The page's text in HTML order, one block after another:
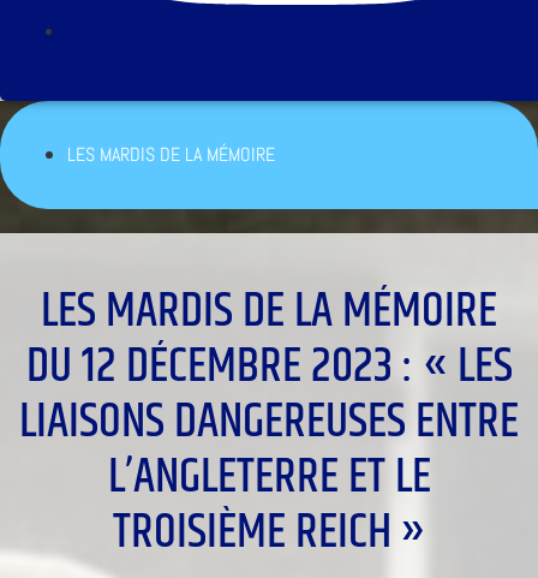
LES MARDIS DE LA MÉMOIRE
LES MARDIS DE LA MÉMOIRE
DU 12 DÉCEMBRE 2023 : « LES
LIAISONS DANGEREUSES ENTRE
L’ANGLETERRE ET LE
TROISIÈME REICH »